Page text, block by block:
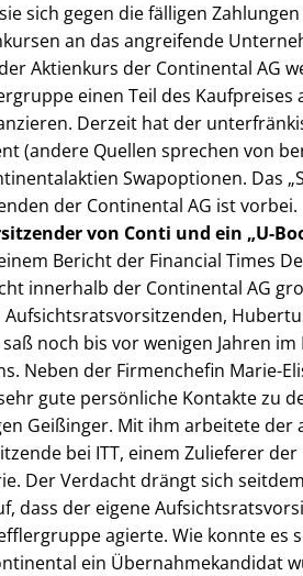
sich gegen die fälligen
an das angreifende
Aktienkurs der Continental AG
einen Teil des Kaufpreises
Derzeit hat der
(andere Quellen sprechen von
Swapoptionen. Das
der Continental AG ist vorbei.
von Conti und ein „U-
Bericht der Financial Times
innerhalb der Continental AG
Aufsichtsratsvorsitzenden,
noch bis vor wenigen Jahren im
Neben der Firmenchefin Marie-
gute persönliche Kontakte zu
Geißinger. Mit ihm arbeitete der
bei ITT, einem Zulieferer der
Der Verdacht drängt sich
dass der eigene
agierte. Wie konnte es
ein Übernahmekandidat